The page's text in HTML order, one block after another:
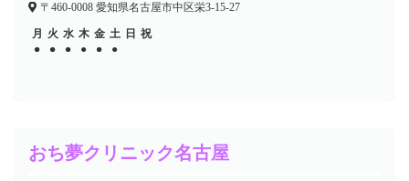
〒460-0008 愛知県名古屋市中区栄3-15-27
月 火 水 木 金 土 日 祝
●
● ● ● ● ●
● ● ● ●
おち夢クリニック名古屋